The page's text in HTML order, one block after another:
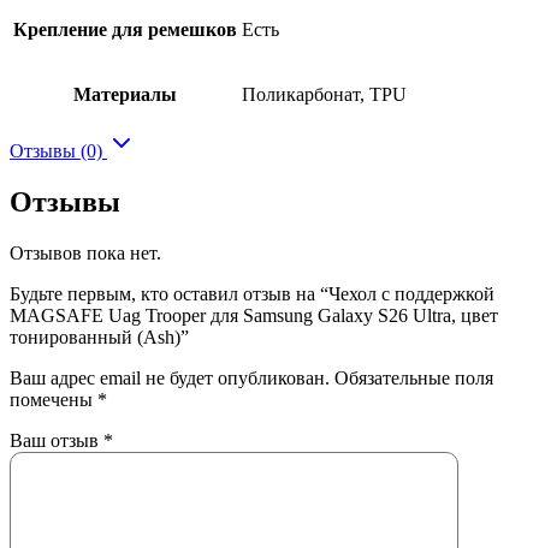
Крепление для ремешков Есть
Материалы Поликарбонат, TPU
Отзывы (0)
Отзывы
Отзывов пока нет.
Будьте первым, кто оставил отзыв на “Чехол с поддержкой
MAGSAFE Uag Trooper для Samsung Galaxy S26 Ultra, цвет
тонированный (Ash)”
Ваш адрес email не будет опубликован. Обязательные поля
помечены *
Ваш отзыв *